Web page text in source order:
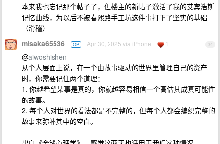
本来我也忘记那个帖子了，但楼主的新帖子激活了我的艾宾浩斯
记忆曲线，为以后不被春熙路手工坑这件事打下了坚实的基础
（滑稽）
34
misaka65536 OP Apr 30, 2025 via iPhone 1
@aiwoshishen
从个人层面上说，在一个由故事驱动的世界里管理自己的资产
时，你需要记住两个道理：
1. 你越希望某事是真的，你就越容易相信一个高估其成真可能性
的故事。
2. 每个人对世界的看法都是不完整的，但每个人都会编织完整的
故事来弥补其中的空白。